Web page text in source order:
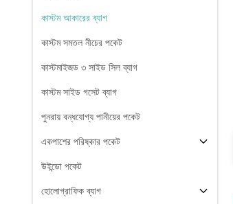
কাস্টম আকারের ব্যাগ
কাস্টম সমতল নীচের পকেট
কাস্টমাইজড ৩ সাইড সিল ব্যাগ
কাস্টম সাইড গসেট ব্যাগ
পুনরায় বন্ধযোগ্য পানীয়ের পকেট
একপাশের পরিষ্কার পকেট
উইন্ডো পকেট
হোলোগ্রাফিক ব্যাগ